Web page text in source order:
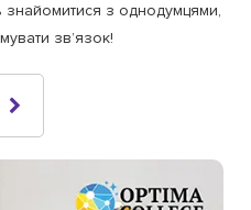
знайомитися з однодумцями,
зв’язок!